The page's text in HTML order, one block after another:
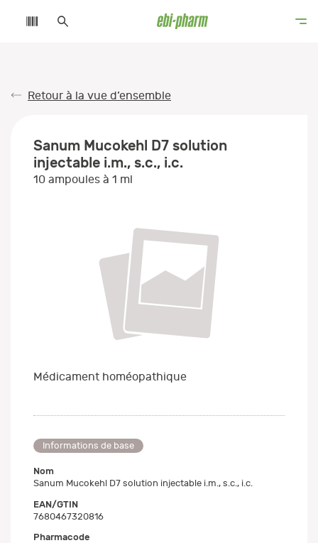
Retour à la vue d’ensemble
Sanum Mucokehl D7 solution
injectable i.m., s.c., i.c.
10 ampoules à 1 ml
Médicament homéopathique
Informations de base
Nom
Sanum Mucokehl D7 solution injectable i.m., s.c., i.c.
EAN/GTIN
7680467320816
Pharmacode